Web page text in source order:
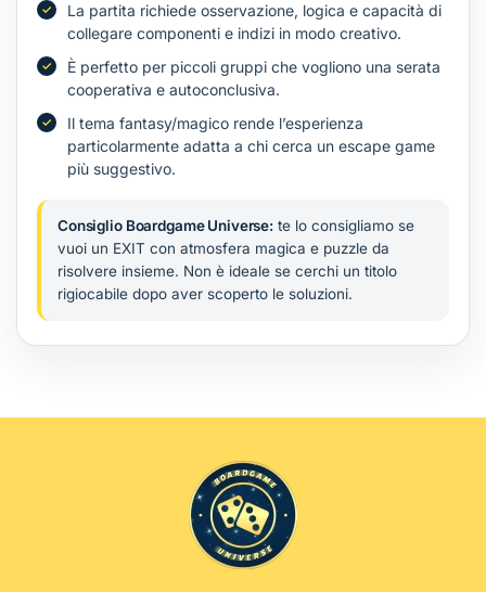
La partita richiede osservazione, logica e capacità di
collegare componenti e indizi in modo creativo.
È perfetto per piccoli gruppi che vogliono una serata
cooperativa e autoconclusiva.
Il tema fantasy/magico rende l’esperienza
particolarmente adatta a chi cerca un escape game
più suggestivo.
Consiglio Boardgame Universe: te lo consigliamo se
vuoi un EXIT con atmosfera magica e puzzle da
risolvere insieme. Non è ideale se cerchi un titolo
rigiocabile dopo aver scoperto le soluzioni.